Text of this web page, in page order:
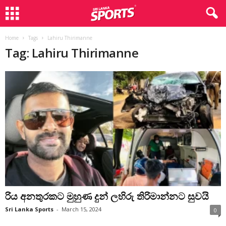
Home Tags Lahiru Thirimanne
Tag: Lahiru Thirimanne
රිය අනතුරකට මුහුණ දුන් ලහිරු තිරිමාන්නට සුවයි
Sri Lanka Sports - March 15, 2024 0